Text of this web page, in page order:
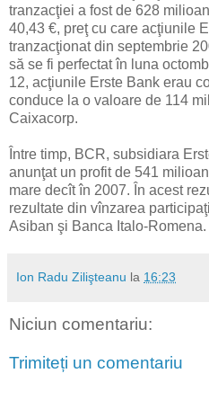
tranzacţiei a fost de 628
40,43 €, preţ cu care acţiunile
tranzacţionat din septembrie
să se fi perfectat în luna
12, acţiunile Erste Bank erau
conduce la o valoare de 114
Caixacorp.
Între timp, BCR, subsidiara
anunţat un profit de 541
mare decît în 2007. În acest
rezultate din vînzarea
Asiban şi Banca Italo-Romena.
Ion Radu Zilişteanu la 16:23
Niciun comentariu:
Trimiteți un comentariu